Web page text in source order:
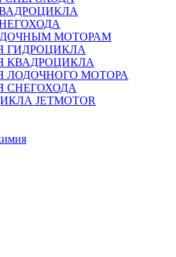
МОТОРАМ
ГИДРОЦИКЛА
КВАДРОЦИКЛА
ЛОДОЧНОГО МОТОРА
СНЕГОХОДА
JETMOTOR